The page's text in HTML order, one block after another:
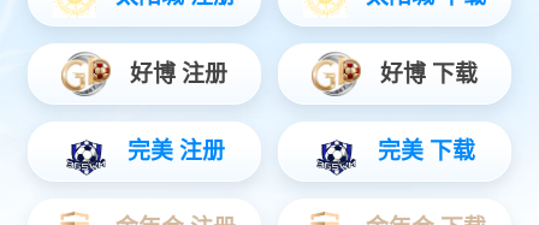
友情链接
今年会jinnianhui金字招牌数码集团